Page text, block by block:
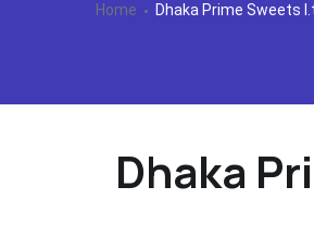
Home Dhaka Prime Sweets
Dhaka